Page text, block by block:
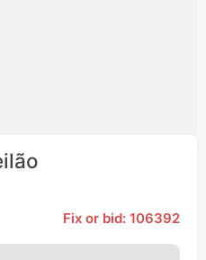
Fix or bid: 106392